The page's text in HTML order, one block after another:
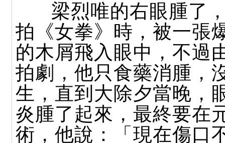
梁烈唯的右眼腫了
拍《女拳》時，被一張
的木屑飛入眼中，不過
拍劇，他只食藥消腫，
生，直到大除夕當晚，
炎腫了起來，最終要在
術，他說：「現在傷口